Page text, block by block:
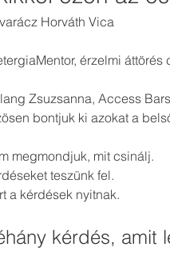
Horváth Vica
érzelmi áttörés
Zsuzsanna, Access
bontjuk ki azokat a
megmondjuk, mit csinálj.
teszünk fel.
a kérdések nyitnak.
kérdés, amit